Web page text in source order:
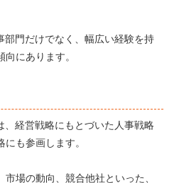
部門だけでなく、幅広い経験を持
にあります。
、経営戦略にもとづいた人事戦略
も参画します。
場の動向、競合他社といった、